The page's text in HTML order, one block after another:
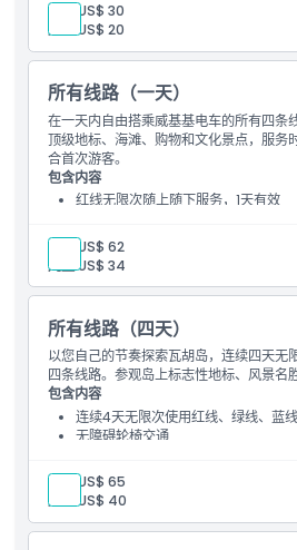
成人: US$ 30
儿童: US$ 20
所有线路（一天）
在一天内自由搭乘威基基电车的所有四条
顶级地标、海滩、购物和文化景点，服务
合首次游客。
包含内容
红线无限次随上随下服务，1天有效
成人: US$ 62
儿童:US$ 34
所有线路（四天）
以您自己的节奏探索瓦胡岛，连续四天无
四条线路。参观岛上标志性地标、风景名
包含内容
连续4天无限次使用红线、绿线、蓝
无障碍轮椅交通
成人: US$ 65
儿童: US$ 40